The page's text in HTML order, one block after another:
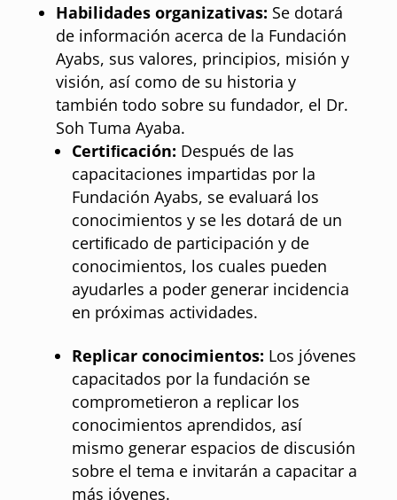
Habilidades organizativas: Se dotará
de información acerca de la Fundación
Ayabs, sus valores, principios, misión y
visión, así como de su historia y
también todo sobre su fundador, el Dr.
Soh Tuma Ayaba.
Certiﬁcación: Después de las
capacitaciones impartidas por la
Fundación Ayabs, se evaluará los
conocimientos y se les dotará de un
certiﬁcado de participación y de
conocimientos, los cuales pueden
ayudarles a poder generar incidencia
en próximas actividades.
Replicar conocimientos: Los jóvenes
capacitados por la fundación se
comprometieron a replicar los
conocimientos aprendidos, así
mismo generar espacios de discusión
sobre el tema e invitarán a capacitar a
más jóvenes.